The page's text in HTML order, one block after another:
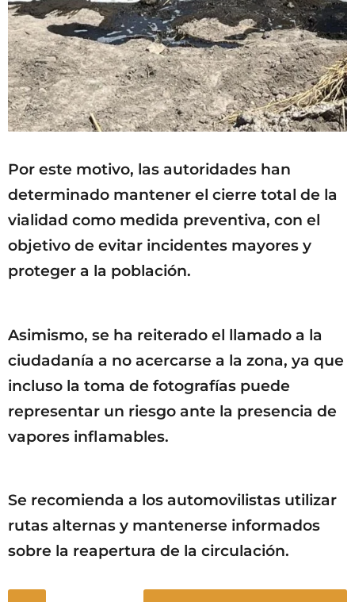
Por este motivo, las autoridades han
determinado mantener el cierre total de la
vialidad como medida preventiva, con el
objetivo de evitar incidentes mayores y
proteger a la población.
Asimismo, se ha reiterado el llamado a la
ciudadanía a no acercarse a la zona, ya que
incluso la toma de fotografías puede
representar un riesgo ante la presencia de
vapores inflamables.
Se recomienda a los automovilistas utilizar
rutas alternas y mantenerse informados
sobre la reapertura de la circulación.